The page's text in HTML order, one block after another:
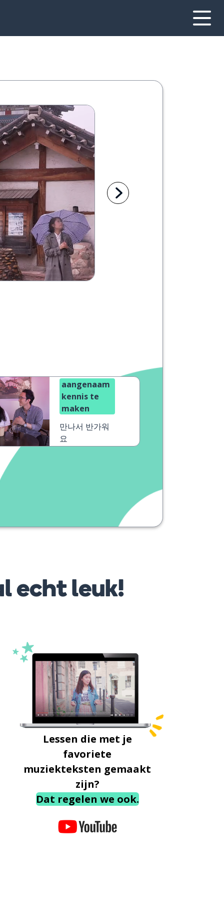
aangenaam
kennis te
maken
만나서 반가워
요
echt leuk!
Lessen die met je
favoriete
muziekteksten gemaakt
zijn?
Dat regelen we ook.